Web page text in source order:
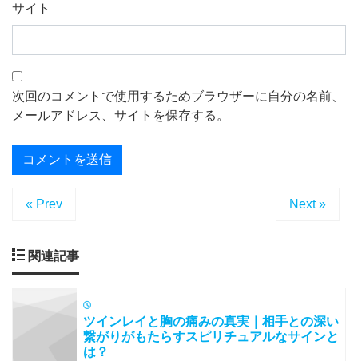
サイト
次回のコメントで使用するためブラウザーに自分の名前、
メールアドレス、サイトを保存する。
« Prev Next »
関連記事
ツインレイと胸の痛みの真実｜相手との深い
繋がりがもたらすスピリチュアルなサインと
は？